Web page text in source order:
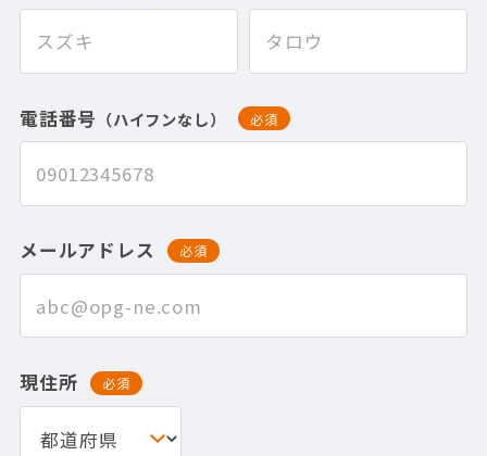
電話番号 （ハイフンなし） 必須
メールアドレス 必須
現住所 必須